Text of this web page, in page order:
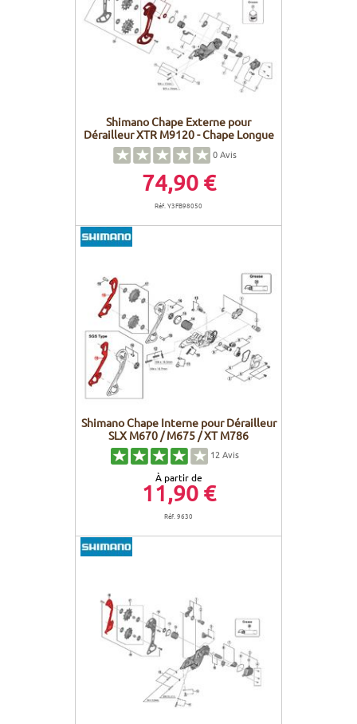
Shimano Chape Externe pour
Dérailleur XTR M9120 - Chape Longue
0Avis
74,90 €
Réf. Y3FB98050
Shimano Chape Interne pour Dérailleur
SLX M670 / M675 / XT M786
12Avis
À partir de
11,90 €
Réf. 9630